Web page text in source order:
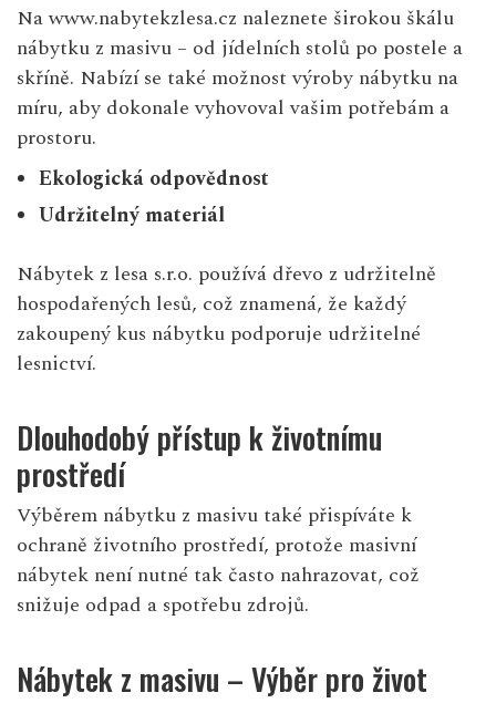
Nawww.nabytekzlesa.cz naleznete širokou škálu
nábytku z masivu – od jídelních stolů po postele a
skříně. Nabízí se také možnost výroby nábytku na
míru, aby dokonale vyhovoval vašim potřebám a
prostoru.
Ekologická odpovědnost
Udržitelný materiál
Nábytek z lesa s.r.o. používá dřevo z udržitelně
hospodařených lesů, což znamená, že každý
zakoupený kus nábytku podporuje udržitelné
lesnictví.
Dlouhodobý přístup k životnímu
prostředí
Výběrem nábytku z masivu také přispíváte k
ochraně životního prostředí, protože masivní
nábytek není nutné tak často nahrazovat, což
snižuje odpad a spotřebu zdrojů.
Nábytek z masivu – Výběr pro život